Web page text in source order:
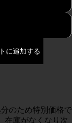
に追加する
のため特別価格で
在庫がなくなり次